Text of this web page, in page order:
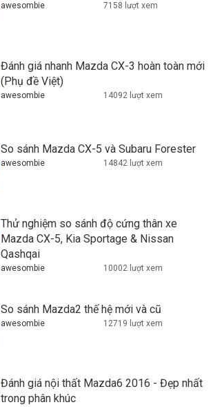
awesombie 7158 lượt xem
Đánh giá nhanh Mazda CX-3 hoàn toàn mới
(Phụ đề Việt)
awesombie 14092 lượt xem
So sánh Mazda CX-5 và Subaru Forester
awesombie 14842 lượt xem
Thử nghiệm so sánh độ cứng thân xe
Mazda CX-5, Kia Sportage & Nissan
Qashqai
awesombie 10002 lượt xem
So sánh Mazda2 thế hệ mới và cũ
awesombie 12719 lượt xem
Đánh giá nội thất Mazda6 2016 - Đẹp nhất
trong phân khúc